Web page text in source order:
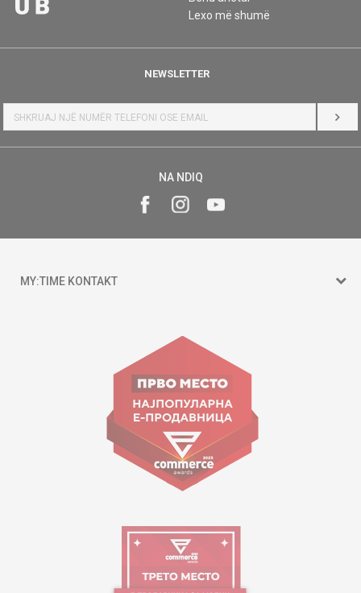
Lexo më shumë
NEWSLETTER
HYR
NA NDIQ
MY:TIME KONTAKT
Goce Nikolovski 74 Shkup
contact@mytime.mk
Orari i punës:
09:00 - 17:00